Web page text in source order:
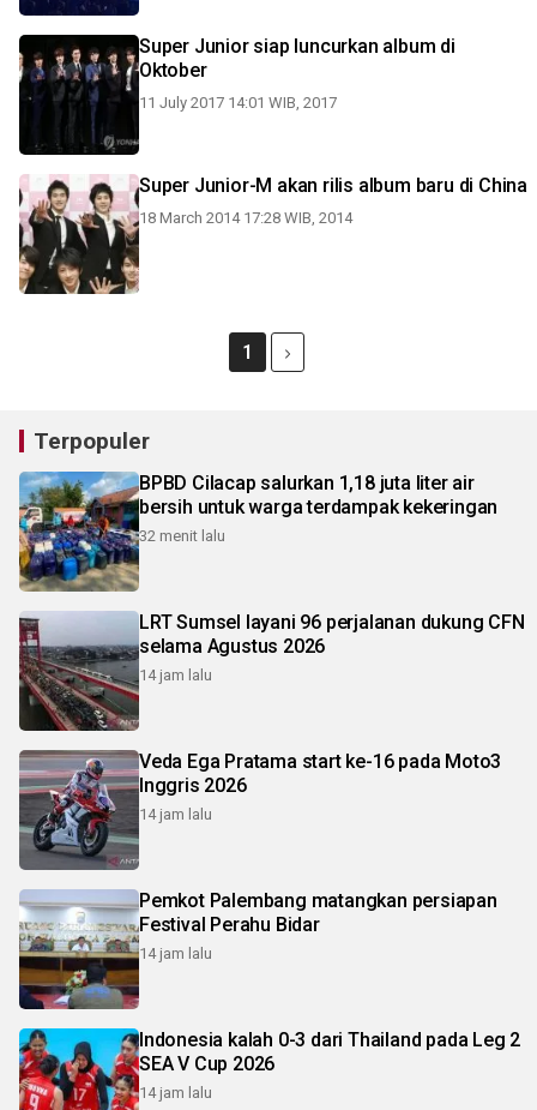
Super Junior siap luncurkan album di
Oktober
11 July 2017 14:01 WIB, 2017
Super Junior-M akan rilis album baru di China
18 March 2014 17:28 WIB, 2014
1
Terpopuler
BPBD Cilacap salurkan 1,18 juta liter air
bersih untuk warga terdampak kekeringan
32 menit lalu
LRT Sumsel layani 96 perjalanan dukung CFN
selama Agustus 2026
14 jam lalu
Veda Ega Pratama start ke-16 pada Moto3
Inggris 2026
14 jam lalu
Pemkot Palembang matangkan persiapan
Festival Perahu Bidar
14 jam lalu
Indonesia kalah 0-3 dari Thailand pada Leg 2
SEA V Cup 2026
14 jam lalu